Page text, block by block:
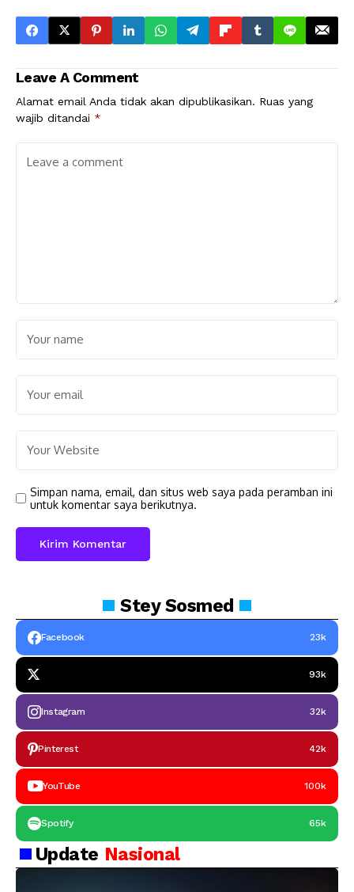
Leave A Comment
Alamat email Anda tidak akan dipublikasikan. Ruas yang
wajib ditandai *
Simpan nama, email, dan situs web saya pada peramban ini
untuk komentar saya berikutnya.
SteySosmed
Facebook 23k
93k
Instagram 32k
Pinterest 42k
YouTube 100k
Spotify 65k
Update Nasional